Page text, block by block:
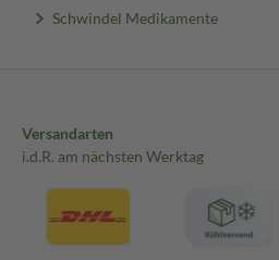
Schwindel Medikamente
Versandarten
i.d.R. am nächsten Werktag